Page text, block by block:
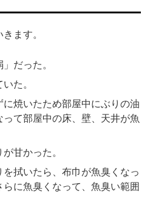
ます。
だった。
た。
焼いたため部屋中にぶりの油
て部屋中の床、壁、天井が魚
甘かった。
拭いたら、布巾が魚臭くなっ
に魚臭くなって、魚臭い範囲